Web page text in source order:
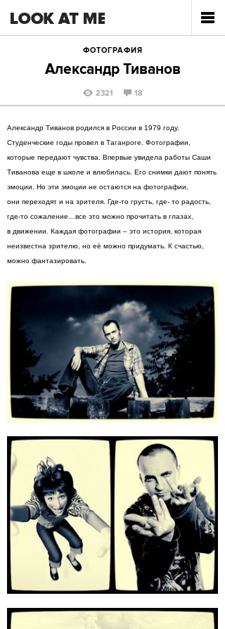
ФОТОГРАФИЯ
Александр Тиванов
2321 18
Александр Тиванов родился в России в 1979 году.
Студенческие годы провел в Таганроге. Фотографии,
которые передают чувства. Впервые увидела работы Саши
Тиванова еще в школе и влюбилась. Его снимки дают понять
эмоции. Но эти эмоции не остаются на фотографии,
они переходят и на зрителя. Где-то грусть, где- то радость,
где-то сожаление…все это можно прочитать в глазах,
в движении. Каждая фотографии – это история, которая
неизвестна зрителю, но её можно придумать. К счастью,
можно фантазировать.